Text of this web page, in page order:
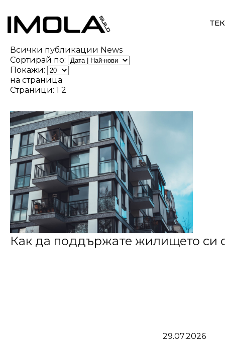
Всички публикации News
Сортирай по:
Покажи:
на страница
Страници: 1 2
Как да поддържате жилището си
29.07.2026